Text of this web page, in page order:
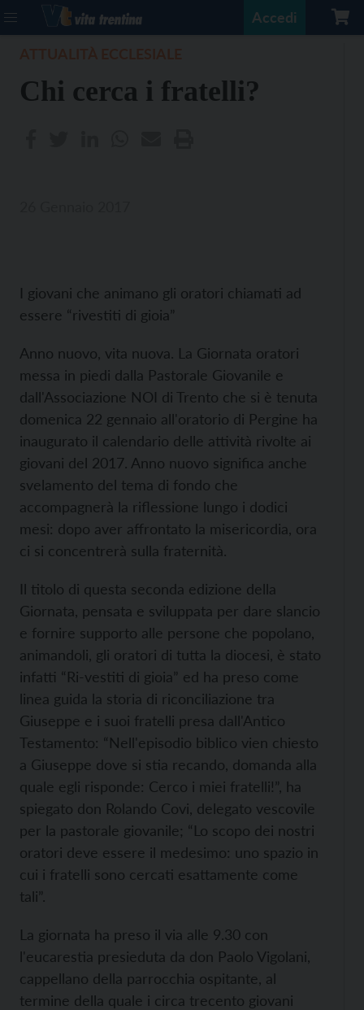
Accedi
Chi cerca i fratelli?
I giovani che animano gli oratori chiamati ad
essere “rivestiti di gioia”
Anno nuovo, vita nuova. La Giornata oratori
messa in piedi dalla Pastorale Giovanile e
dall'Associazione NOI di Trento che si è tenuta
domenica 22 gennaio all'oratorio di Pergine ha
inaugurato il calendario delle attività rivolte ai
giovani del 2017. Anno nuovo significa anche
svelamento del tema di fondo che
accompagnerà la riflessione lungo i dodici
mesi: dopo aver affrontato la misericordia, ora
ci si concentrerà sulla fraternità.
Il titolo di questa seconda edizione della
Giornata, pensata e sviluppata per dare slancio
e fornire supporto alle persone che popolano,
animandoli, gli oratori di tutta la diocesi, è stato
infatti “Ri-vestiti di gioia” ed ha preso come
linea guida la storia di riconciliazione tra
Giuseppe e i suoi fratelli presa dall'Antico
Testamento: “Nell'episodio biblico vien chiesto
a Giuseppe dove si stia recando, domanda alla
quale egli risponde: Cerco i miei fratelli!”, ha
spiegato don Rolando Covi, delegato vescovile
per la pastorale giovanile; “Lo scopo dei nostri
oratori deve essere il medesimo: uno spazio in
cui i fratelli sono cercati esattamente come
tali”.
La giornata ha preso il via alle 9.30 con
l'eucarestia presieduta da don Paolo Vigolani,
cappellano della parrocchia ospitante, al
termine della quale i circa trecento giovani